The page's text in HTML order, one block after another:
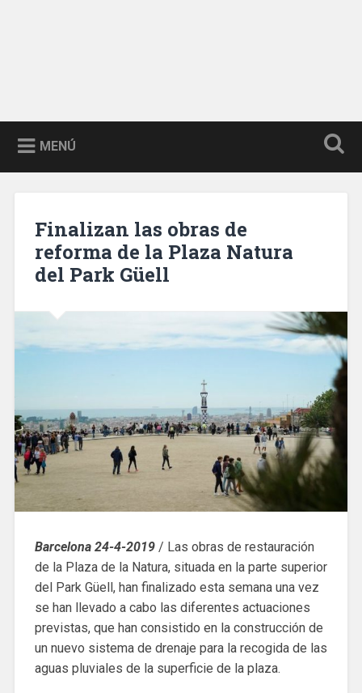
MENÚ
Finalizan las obras de
reforma de la Plaza Natura
del Park Güell
Barcelona 24-4-2019/ Las obras de restauración
de la Plaza de la Natura, situada en la parte superior
del Park Güell, han finalizado esta semana una vez
se han llevado a cabo las diferentes actuaciones
previstas, que han consistido en la construcción de
un nuevo sistema de drenaje para la recogida de las
aguas pluviales de la superficie de la plaza.